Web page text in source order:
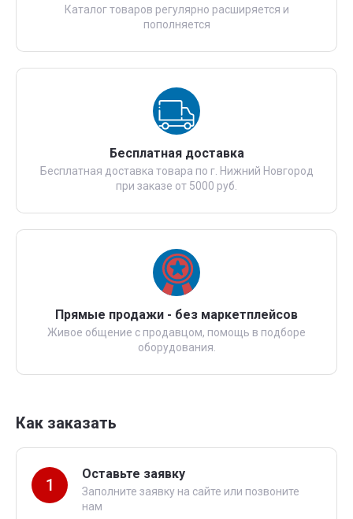
Каталог товаров регулярно расширяется и
пополняется
Бесплатная доставка
Бесплатная доставка товара по г. Нижний Новгород
при заказе от 5000 руб.
Прямые продажи - без маркетплейсов
Живое общение с продавцом, помощь в подборе
оборудования.
Как заказать
1
Оставьте заявку
Заполните заявку на сайте или позвоните
нам